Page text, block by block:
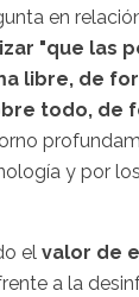
en
"que las
libre, de
todo, de
y por
el valor de
a la